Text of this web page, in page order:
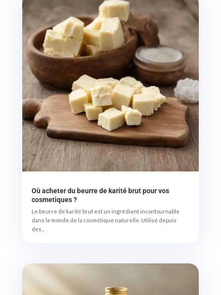
Où acheter du beurre de karité brut pour vos
cosmetiques ?
Le beurre de karité brut est un ingrédient incontournable
dans le monde de la cosmétique naturelle. Utilisé depuis
des...